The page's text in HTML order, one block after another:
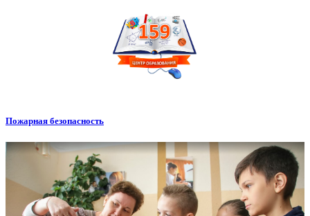
Пожарная безопасность